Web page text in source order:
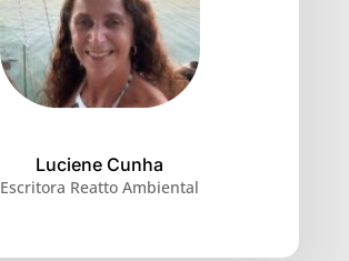
Luciene Cunha
Escritora Reatto Ambiental